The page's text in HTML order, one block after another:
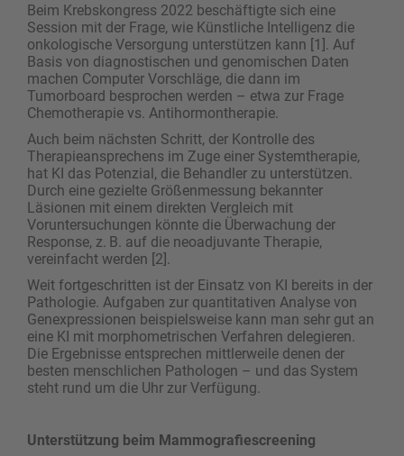
Beim Krebskongress 2022 beschäftigte sich eine
Session mit der Frage, wie Künstliche Intelligenz die
onkologische Versorgung unterstützen kann [1]. Auf
Basis von diagnostischen und genomischen Daten
machen Computer Vorschläge, die dann im
Tumorboard besprochen werden – etwa zur Frage
Chemotherapie vs. Antihormontherapie.
Auch beim nächsten Schritt, der Kontrolle des
Therapieansprechens im Zuge einer Systemtherapie,
hat KI das Potenzial, die Behandler zu unterstützen.
Durch eine gezielte Größenmessung bekannter
Läsionen mit einem direkten Vergleich mit
Voruntersuchungen könnte die Überwachung der
Response, z. B. auf die neoadjuvante Therapie,
vereinfacht werden [2].
Weit fortgeschritten ist der Einsatz von KI bereits in der
Pathologie. Aufgaben zur quantitativen ­Analyse von
Genexpressionen beispielsweise kann man sehr gut an
eine KI mit morphometrischen Verfahren delegieren.
Die Ergebnisse entsprechen mittlerweile denen der
besten menschlichen ­Pathologen – und das System
steht rund um die Uhr zur Verfügung.
Unterstützung beim Mammografiescreening